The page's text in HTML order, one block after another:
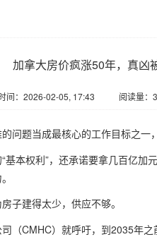
加拿大房价疯涨50年，真凶
间：2026-02-05, 17:43 阅读量：
问题当成最核心的工作目标之一
基本权利”，还承诺要拿几百亿加
子建得太少，供应不够。
（CMHC）就呼吁，到2035年之